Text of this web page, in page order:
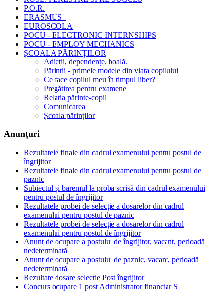
P.O.R.
ERASMUS+
EUROSCOLA
POCU - ELECTRONIC INTERNSHIPS
POCU - EMPLOY MECHANICS
ȘCOALA PĂRINȚILOR
Adicții, dependențe, boală.
Părinții - primele modele din viața copilului
Ce face copilul meu în timpul liber?
Pregătirea pentru examene
Relația părinte-copil
Comunicarea
Școala părinților
Anunțuri
Rezultatele finale din cadrul examenului pentru postul de
îngrijitor
Rezultatele finale din cadrul examenului pentru postul de
paznic
Subiectul și baremul la proba scrisă din cadrul examenului
pentru postul de îngrijitor
Rezultatele probei de selecție a dosarelor din cadrul
examenului pentru postul de paznic
Rezultatele probei de selecție a dosarelor din cadrul
examenului pentru postul de îngrijitor
Anunț de ocupare a postului de îngrijitor, vacant, perioadă
nedeterminată
Anunț de ocupare a postului de paznic, vacant, perioadă
nedeterminată
Rezultate dosare selecție Post îngrijitor
Concurs ocupare 1 post Administrator financiar S